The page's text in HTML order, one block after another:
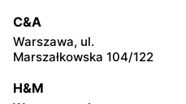
CCC
Błonie, ul. Powstańców 12
CCC
C&A
Warszawa, ul.
Marszałkowska 104/122
H&M